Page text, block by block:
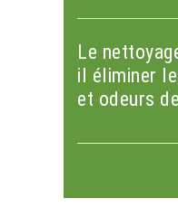
Le
il éliminer
et odeurs